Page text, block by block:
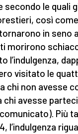
secondo le quali
così
in seno
morirono
l’indulgenza,
visitato le
chi non avesse
chi avesse
Più
l’indulgenza